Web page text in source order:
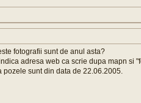
fotografii sunt de anul asta?
adresa web ca scrie dupa mapn si
pozele sunt din data de 22.06.2005.